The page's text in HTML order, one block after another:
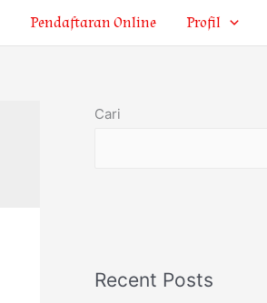
Pendaftaran Online Profil
Cari
Recent Posts